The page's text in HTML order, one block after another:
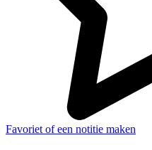
Favoriet of een notitie maken